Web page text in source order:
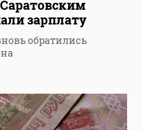
зарплату
обратились